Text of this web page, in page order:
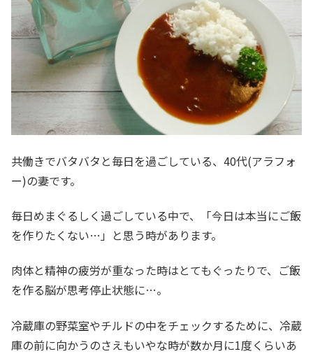
共働きでバタバタと毎日を過ごしている、40代(アラフォ
ー)の妻です。
毎日めまぐるしく過ごしている中で、「今日は本当にご飯
を作りたくない… 」と思う時があります。
肉体と精神の疲労が重なった時はとてもぐったりで、ご飯
を作る脳が思考停止状態に…。
冷蔵庫の野菜室やチルドの中をチェックするために、冷蔵
庫の前に向かうのさえもいやな時が数か月に1度くらいあ